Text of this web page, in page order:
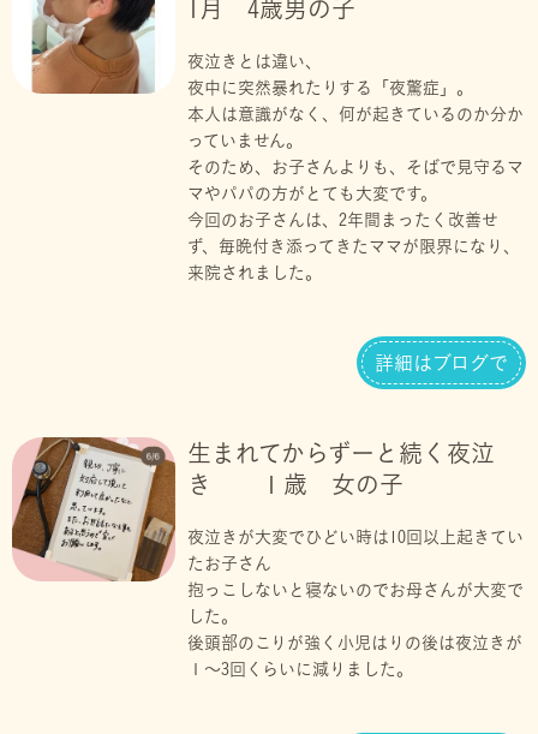
1月 4歳男の子
夜泣きとは違い、
夜中に突然暴れたりする「夜驚症」。
本人は意識がなく、何が起きているのか分か
っていません。
そのため、お子さんよりも、そばで見守るマ
マやパパの方がとても大変です。
今回のお子さんは、2年間まったく改善せ
ず、毎晩付き添ってきたママが限界になり、
来院されました。
詳細はブログで
生まれてからずーと続く夜泣
き １歳 女の子
夜泣きが大変でひどい時は10回以上起きてい
たお子さん
抱っこしないと寝ないのでお母さんが大変で
した。
後頭部のこりが強く小児はりの後は夜泣きが
１〜3回くらいに減りました。